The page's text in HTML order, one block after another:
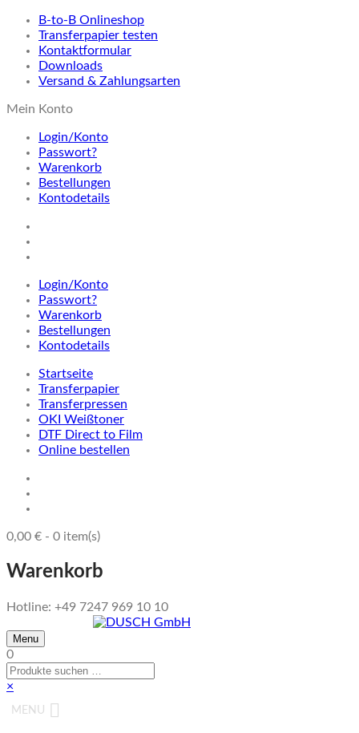
B-to-B Onlineshop
Transferpapier testen
Kontaktformular
Downloads
Versand & Zahlungsarten
Mein Konto
Login/Konto
Passwort?
Warenkorb
Bestellungen
Kontodetails
Login/Konto
Passwort?
Warenkorb
Bestellungen
Kontodetails
Startseite
Transferpapier
Transferpressen
OKI Weißtoner
DTF Direct to Film
Online bestellen
0,00 € - 0 item(s)
Warenkorb
Hotline: +49 7247 969 10 10
Menu
0
×
MENU